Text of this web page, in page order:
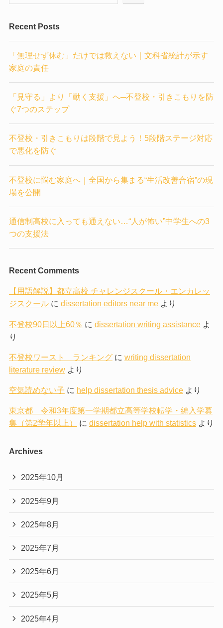
Recent Posts
「無理せず休む」だけでは救えない｜文科省統計が示す
家庭の責任
「見守る」より「動く支援」へ─不登校・引きこもりを防
ぐ7つのステップ
不登校・引きこもりは段階で見よう！5段階ステージ対応
で悪化を防ぐ
不登校に悩む家庭へ｜全国から集まる“生活改善合宿”の現
場を公開
通信制高校に入っても通えない…“人が怖い”中学生への3
つの支援法
Recent Comments
【用語解説】都立高校 チャレンジスクール・エンカレッ
ジスクールに dissertation editors near meより
不登校90日以上60％ に dissertation writing assistanceよ
り
不登校ワースト ランキングに writing dissertation
literature reviewより
空気読めない子 に help dissertation thesis adviceより
東京都 令和3年度第一学期都立高等学校転学・編入学募
集（第2学年以上）
に dissertation help with statisticsより
Archives
2025年10月
2025年9月
2025年8月
2025年7月
2025年6月
2025年5月
2025年4月